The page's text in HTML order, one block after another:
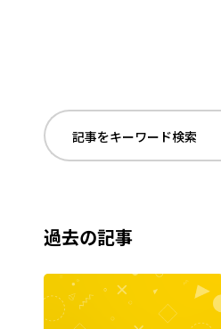
過去の記事